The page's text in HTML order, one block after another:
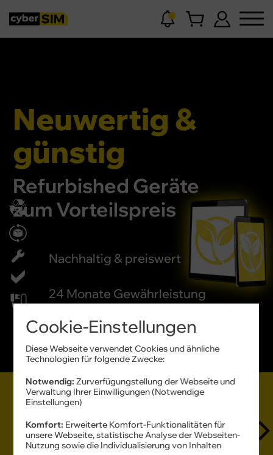
Neuwertig &
günstig
Refurbished Geräte
zum Vorteilspreis
Nachhaltig & preiswert
24 Monate Gewährleistung
Professionellaufbereitet
GeprüfteQualität
Mit Zubehör aus
ursprünglichem Lieferumfang
Refurbished Geräte mit Vertrag
Cookie-Einstellungen
Diese Webseite verwendet Cookies und ähnliche
Technologien für folgende Zwecke:
Notwendig: Zurverfügungstellung der Webseite und
Verwaltung Ihrer Einwilligungen (Notwendige
Einstellungen)
Komfort: Erweiterte Komfort-Funktionalitäten für
unsere Webseite, statistische Analyse der Webseiten-
Nutzung sowie die Individualisierung von Inhalten